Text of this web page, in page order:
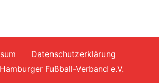
Datenschutzerklärung
Fußball-Verband e.V.